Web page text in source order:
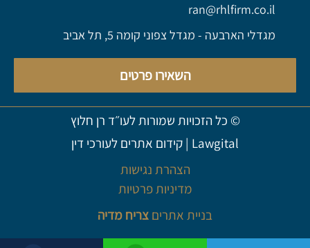
ran@rhlfirm.co.il
מגדלי הארבעה - מגדל צפוני קומה 5, תל אביב
השאירו פרטים
© כל הזכויות שמורות לעו״ד רן חלוץ
Lawgital
| קידום אתרים לעורכי דין
הצהרת נגישות
מדיניות פרטיות
בניית אתרים צריח מדיה